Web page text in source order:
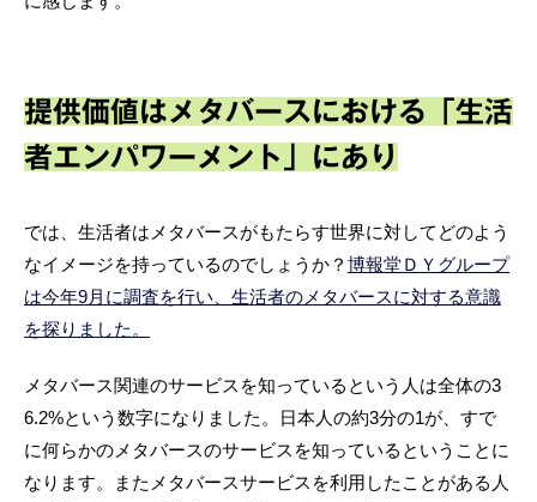
提供価値はメタバースにおける「生活
者エンパワーメント」にあり
では、生活者はメタバースがもたらす世界に対してどのよう
なイメージを持っているのでしょうか？ 博報堂ＤＹグループ
は今年9月に調査を行い、生活者のメタバースに対する意識
を探りました。
メタバース関連のサービスを知っているという人は全体の3
6.2%という数字になりました。日本人の約3分の1が、すで
に何らかのメタバースのサービスを知っているということに
なります。またメタバースサービスを利用したことがある人